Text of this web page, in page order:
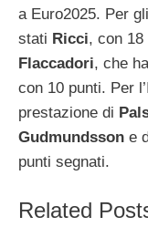
a Euro2025. Per
stati Ricci, con 18
Flaccadori, che
con 10 punti. Per
prestazione di
Gudmundsson e
punti segnati.
Related